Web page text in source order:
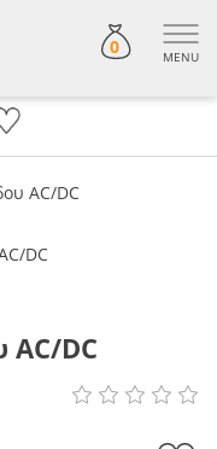
0 MENU
AC/DC
AC/DC